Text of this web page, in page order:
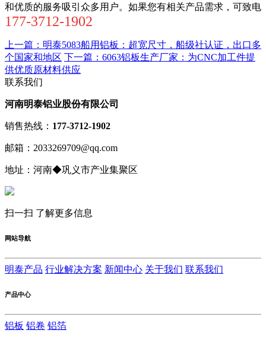
和优质的服务吸引众多用户。如果您有相关产品需求，可致电
177-3712-1902
上一篇：明泰5083船用铝板：超宽尺寸，船级社认证，出口多
个国家和地区 下一篇：6063铝板生产厂家：为CNC加工件提
供优质原材料供应
联系我们
河南明泰铝业股份有限公司
销售热线： 177-3712-1902
邮箱：2033269709@qq.com
地址：河南◆巩义市产业集聚区
扫一扫 了解更多信息
网站导航
明泰产品 行业解决方案 新闻中心 关于我们 联系我们
产品中心
铝板 铝卷 铝箔